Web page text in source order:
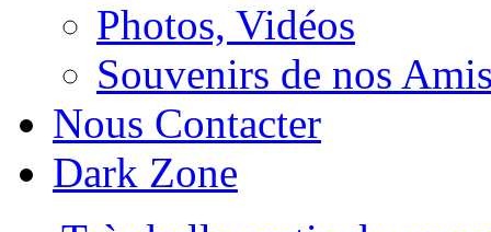
Photos, Vidéos
Souvenirs de nos
Nous Contacter
Dark Zone